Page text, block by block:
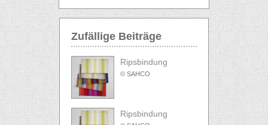
Zufällige Beiträge
Ripsbindung
© SAHCO
Ripsbindung